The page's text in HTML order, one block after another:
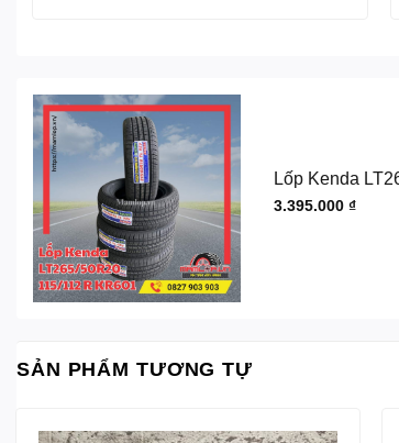
Lốp Kenda
3.395.000 ₫
SẢN PHẨM TƯƠNG TỰ